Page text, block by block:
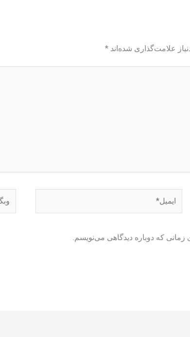
علامت‌گذاری شده‌اند *
که دوباره دیدگاهی می‌نویسم.